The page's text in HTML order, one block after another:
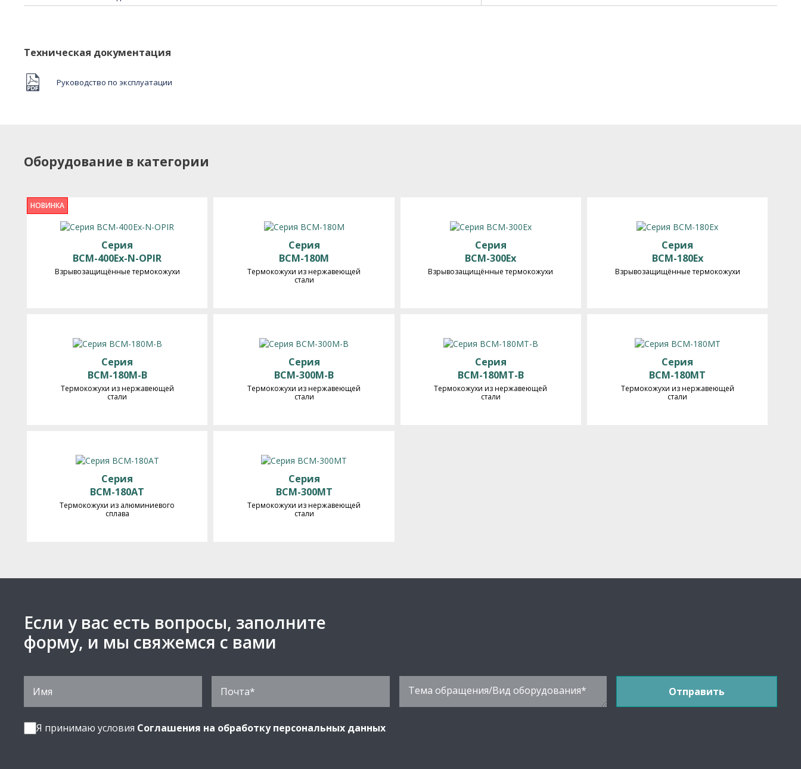
Техническая документация
Руководство по эксплуатации
Оборудование в категории
Серия
BCM-400Ex-N-OPIR
Взрывозащищённые термокожухи
НОВИНКА
Серия
BCM-180M
Термокожухи из нержавеющей
стали
Серия
BCM-300Ex
Взрывозащищённые термокожухи
Серия
BCM-180Ex
Взрывозащищённые термокожухи
Серия
BCM-180M-B
Термокожухи из нержавеющей
стали
Серия
BCM-300M-B
Термокожухи из нержавеющей
стали
Серия
BCM-180MT-B
Термокожухи из нержавеющей
стали
Серия
BCM-180MT
Термокожухи из нержавеющей
стали
Серия
BCM-180AT
Термокожухи из алюминиевого
сплава
Серия
BCM-300MT
Термокожухи из нержавеющей
стали
Если у вас есть вопросы, заполните
форму, и мы свяжемся с вами
Я принимаю условия Соглашения на обработку персональных данных